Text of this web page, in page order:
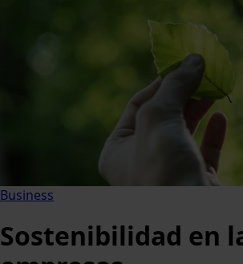
Business
Sostenibilidad en